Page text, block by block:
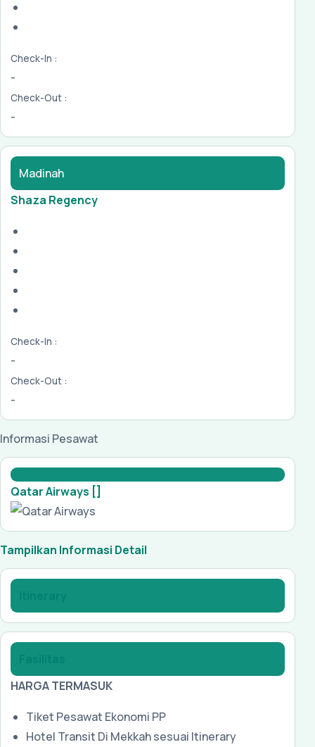
Check-In :
-
Check-Out :
-
Madinah
Shaza Regency
Check-In :
-
Check-Out :
-
Informasi Pesawat
Qatar Airways []
Tampilkan Informasi Detail
HARGA TERMASUK
Tiket Pesawat Ekonomi PP
Hotel Transit Di Mekkah sesuai Itinerary